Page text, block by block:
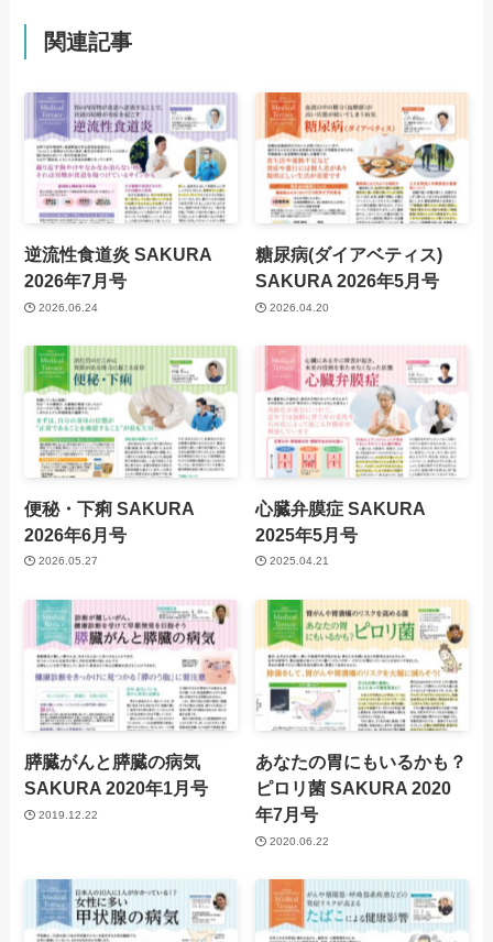
関連記事
逆流性食道炎 SAKURA
2026年7月号
2026.06.24
糖尿病(ダイアベティス)
SAKURA 2026年5月号
2026.04.20
便秘・下痢 SAKURA
2026年6月号
2026.05.27
心臓弁膜症 SAKURA
2025年5月号
2025.04.21
膵臓がんと膵臓の病気
SAKURA 2020年1月号
2019.12.22
あなたの胃にもいるかも？
ピロリ菌SAKURA 2020
年7月号
2020.06.22